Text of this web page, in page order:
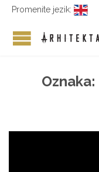
Promenite jezik:
Oznaka: